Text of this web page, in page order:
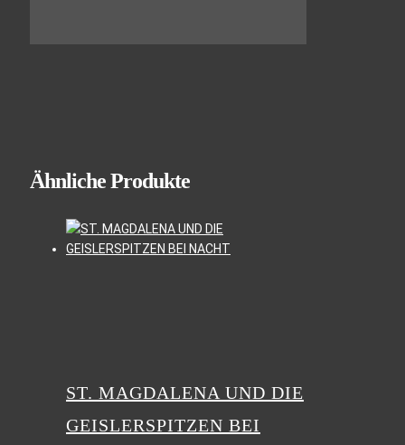
Ähnliche Produkte
ST. MAGDALENA UND DIE
GEISLERSPITZEN BEI